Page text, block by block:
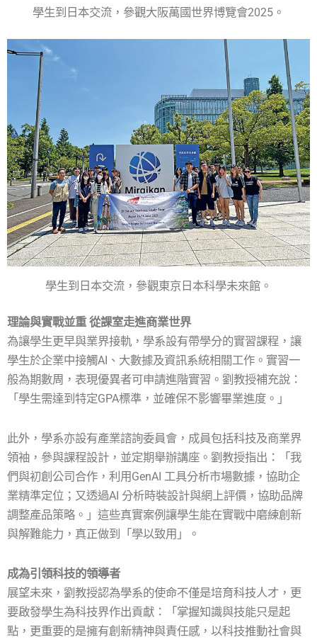
學生到日本交流，參觀大阪萬國世界博覽會2025。
學生到日本交流，參觀東京日本科學未來館。
理論與實戰並重 從課室走進商業世界
為讓學生更早與業界接軌，學系設有帶學分的實習課程，讓
學生於企業中接觸AI、大數據及資訊系統相關工作。實習一
般為期數周，表現優異者可申請進階實習。劉教授補充說：
「學生需達到特定GPA標準，並確保不影響畢業進度。」
此外，學系亦設有產業諮詢委員會，成員包括科技及商業界
領袖，參與課程設計，並定期舉辦講座。劉教授指出：「我
們與初創公司合作，利用GenAI 工具分析市場數據，協助企
業精準定位；又透過AI 分析時裝設計與網上評價，協助品牌
調整產品策略。」這些真實案例讓學生能在實戰中磨練創新
與解難能力，真正做到「學以致用」。
成為引領科技的領導者
展望未來，劉教授認為學系的使命不僅是培育科技人才，更
要啟發學生為科技界作出貢獻：「掌握知識與技能只是起
點，更重要的是擁有創新精神與責任感，以科技推動社會與